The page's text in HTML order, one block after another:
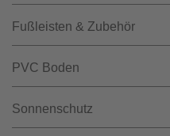
Fußleisten & Zubehör
PVC Boden
Sonnenschutz